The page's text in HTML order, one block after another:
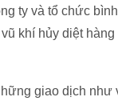
ty và tổ chức
khí hủy diệt
giao dịch